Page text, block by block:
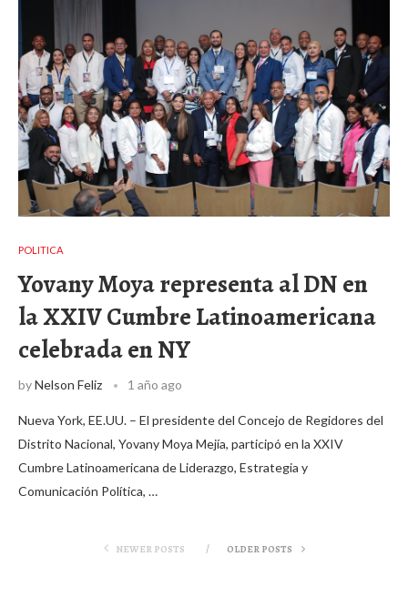
POLITICA
Yovany Moya representa al DN en
la XXIV Cumbre Latinoamericana
celebrada en NY
byNelson Feliz 1 año ago
Nueva York, EE.UU. – El presidente del Concejo de Regidores del
Distrito Nacional, Yovany Moya Mejía, participó en la XXIV
Cumbre Latinoamericana de Liderazgo, Estrategia y
Comunicación Política, …
NEWER POSTS OLDER POSTS